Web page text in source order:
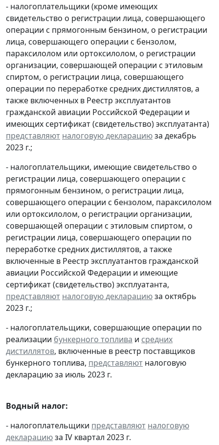
- налогоплательщики (кроме имеющих
свидетельство о регистрации лица, совершающего
операции с прямогонным бензином, о регистрации
лица, совершающего операции с бензолом,
параксилолом или ортоксилолом, о регистрации
организации, совершающей операции с этиловым
спиртом, о регистрации лица, совершающего
операции по переработке средних дистиллятов, а
также включенных в Реестр эксплуатантов
гражданской авиации Российской Федерации и
имеющих сертификат (свидетельство) эксплуатанта)
представляют налоговую декларациюза декабрь
2023 г.;
- налогоплательщики, имеющие свидетельство о
регистрации лица, совершающего операции с
прямогонным бензином, о регистрации лица,
совершающего операции с бензолом, параксилолом
или ортоксилолом, о регистрации организации,
совершающей операции с этиловым спиртом, о
регистрации лица, совершающего операции по
переработке средних дистиллятов, а также
включенные в Реестр эксплуатантов гражданской
авиации Российской Федерации и имеющие
сертификат (свидетельство) эксплуатанта,
представляют налоговую декларациюза октябрь
2023 г.;
- налогоплательщики, совершающие операции по
реализации бункерного топлива и средних
дистиллятов, включенные в реестр поставщиков
бункерного топлива, представляют налоговую
декларацию за июль 2023 г.
Водный налог:
- налогоплательщики представляют налоговую
декларациюза IV квартал 2023 г.